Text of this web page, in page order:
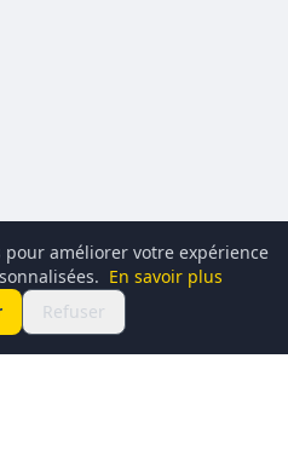
pour améliorer votre expérience
En savoir plus
Refuser